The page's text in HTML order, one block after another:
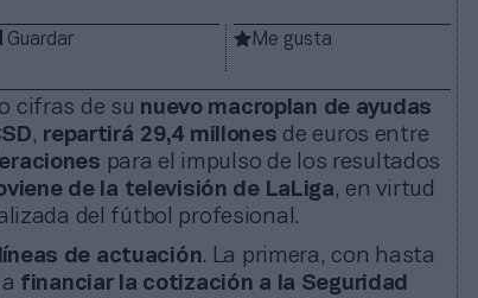
Guardar Me gusta
cifras de su nuevo macroplan de ayudas
, repartirá 29,4 millones de euros entre
para el impulso de los resultados
de la televisión de LaLiga, en virtud
del fútbol profesional.
de actuación. La primera, con hasta
financiar la cotización a la Seguridad